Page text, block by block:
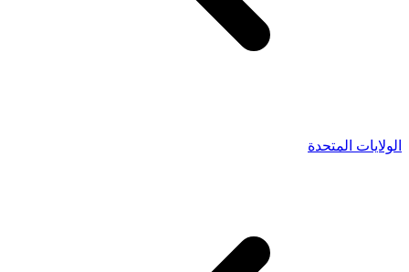
الولايات المتحدة